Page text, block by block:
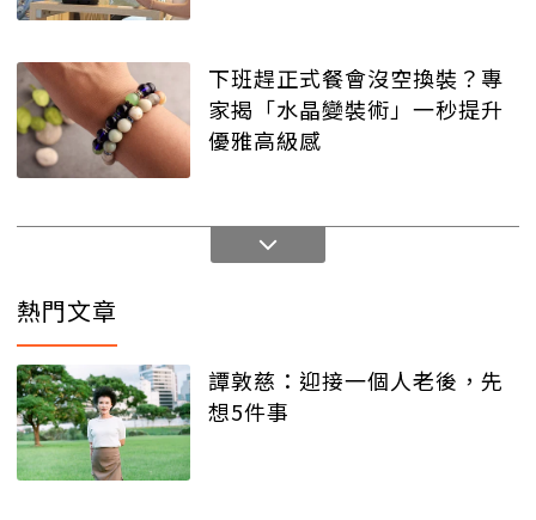
下班趕正式餐會沒空換裝？專
家揭「水晶變裝術」一秒提升
優雅高級感
熱門文章
譚敦慈：迎接一個人老後，先
想5件事